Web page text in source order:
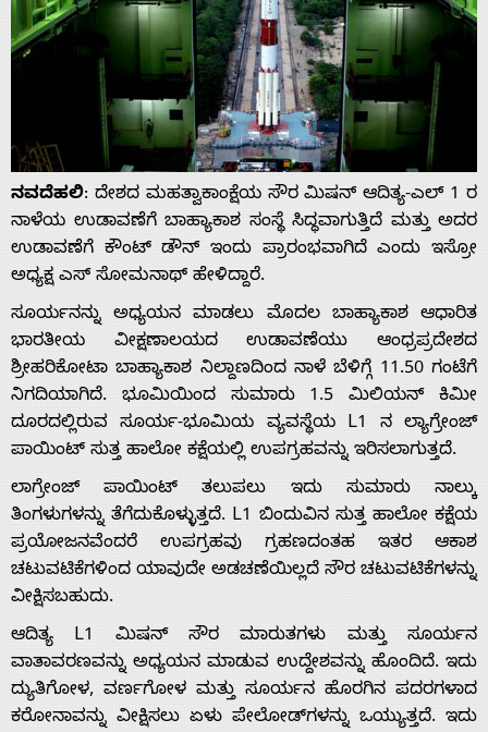
Home
About
Us
ನವದೆಹಲಿ: ದೇಶದ ಮಹತ್ವಾಕಾಂಕ್ಷೆಯ ಸೌರ ಮಿಷನ್ ಆದಿತ್ಯ-ಎಲ್ 1 ರ
ನಾಳೆಯ ಉಡಾವಣೆಗೆ ಬಾಹ್ಯಾಕಾಶ ಸಂಸ್ಥೆ ಸಿದ್ಧವಾಗುತ್ತಿದೆ ಮತ್ತು ಅದರ
ಉಡಾವಣೆಗೆ ಕೌಂಟ್‌ ಡೌನ್ ಇಂದು ಪ್ರಾರಂಭವಾಗಿದೆ ಎಂದು ಇಸ್ರೋ
ಅಧ್ಯಕ್ಷ ಎಸ್ ಸೋಮನಾಥ್ ಹೇಳಿದ್ದಾರೆ.
ಸೂರ್ಯನನ್ನು ಅಧ್ಯಯನ ಮಾಡಲು ಮೊದಲ ಬಾಹ್ಯಾಕಾಶ ಆಧಾರಿತ
ಭಾರತೀಯ ವೀಕ್ಷಣಾಲಯದ ಉಡಾವಣೆಯು ಆಂಧ್ರಪ್ರದೇಶದ
ಶ್ರೀಹರಿಕೋಟಾ ಬಾಹ್ಯಾಕಾಶ ನಿಲ್ದಾಣದಿಂದ ನಾಳೆ ಬೆಳಿಗ್ಗೆ 11.50 ಗಂಟೆಗೆ
ನಿಗದಿಯಾಗಿದೆ. ಭೂಮಿಯಿಂದ ಸುಮಾರು 1.5 ಮಿಲಿಯನ್ ಕಿಮೀ
ದೂರದಲ್ಲಿರುವ ಸೂರ್ಯ-ಭೂಮಿಯ ವ್ಯವಸ್ಥೆಯ L1 ನ ಲ್ಯಾಗ್ರೇಂಜ್
ಪಾಯಿಂಟ್ ಸುತ್ತ ಹಾಲೋ ಕಕ್ಷೆಯಲ್ಲಿ ಉಪಗ್ರಹವನ್ನು ಇರಿಸಲಾಗುತ್ತದೆ.
ಲಾಗ್ರೇಂಜ್ ಪಾಯಿಂಟ್ ತಲುಪಲು ಇದು ಸುಮಾರು ನಾಲ್ಕು
ತಿಂಗಳುಗಳನ್ನು ತೆಗೆದುಕೊಳ್ಳುತ್ತದೆ. L1 ಬಿಂದುವಿನ ಸುತ್ತ ಹಾಲೋ ಕಕ್ಷೆಯ
ಪ್ರಯೋಜನವೆಂದರೆ ಉಪಗ್ರಹವು ಗ್ರಹಣದಂತಹ ಇತರ ಆಕಾಶ
ಚಟುವಟಿಕೆಗಳಿಂದ ಯಾವುದೇ ಅಡಚಣೆಯಿಲ್ಲದೆ ಸೌರ ಚಟುವಟಿಕೆಗಳನ್ನು
ವೀಕ್ಷಿಸಬಹುದು.
ಆದಿತ್ಯ L1 ಮಿಷನ್ ಸೌರ ಮಾರುತಗಳು ಮತ್ತು ಸೂರ್ಯನ
ವಾತಾವರಣವನ್ನು ಅಧ್ಯಯನ ಮಾಡುವ ಉದ್ದೇಶವನ್ನು ಹೊಂದಿದೆ. ಇದು
ದ್ಯುತಿಗೋಳ, ವರ್ಣಗೋಳ ಮತ್ತು ಸೂರ್ಯನ ಹೊರಗಿನ ಪದರಗಳಾದ
ಕರೋನಾವನ್ನು ವೀಕ್ಷಿಸಲು ಏಳು ಪೇಲೋಡ್‌ಗಳನ್ನು ಒಯ್ಯುತ್ತದೆ. ಇದು